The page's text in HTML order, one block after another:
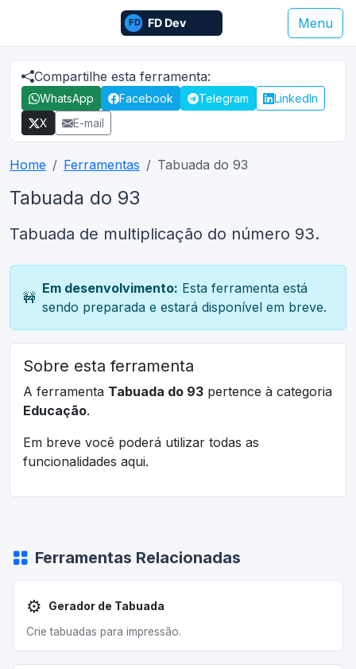
Menu
Compartilhe esta ferramenta:
WhatsApp Facebook Telegram
LinkedIn
X
E-mail
Home Ferramentas Tabuada do 93
Tabuada do 93
Tabuada de multiplicação do número 93.
🚧
Em desenvolvimento: Esta ferramenta está
sendo preparada e estará disponível em breve.
Sobre esta ferramenta
A ferramenta Tabuada do 93 pertence à categoria
Educação.
Em breve você poderá utilizar todas as
funcionalidades aqui.
Ferramentas Relacionadas
⚙️ Gerador de Tabuada
Crie tabuadas para impressão.